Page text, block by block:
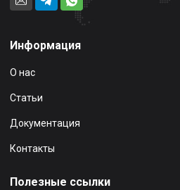
Информация
О нас
Статьи
Документация
Контакты
Полезные ссылки